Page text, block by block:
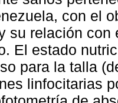
con el
su relación
El estado
para la talla
linfocitarias